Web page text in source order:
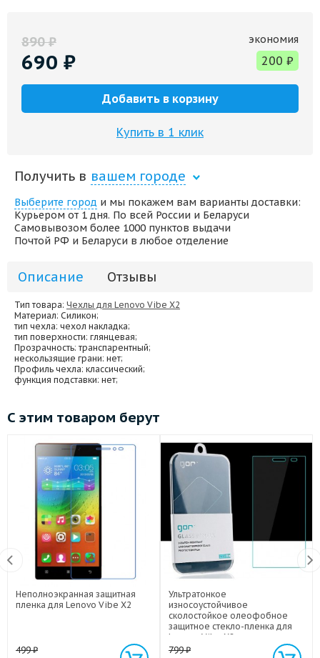
890₽
690 ₽
экономия
200 ₽
Добавить в корзину
Купить в 1 клик
Получить в вашем городе
Выберите город и мы покажем вам варианты доставки:
Курьером от 1 дня. По всей России и Беларуси
Самовывозом более 1000 пунктов выдачи
Почтой РФ и Беларуси в любое отделение
Описание Отзывы
Тип товара: Чехлы для Lenovo Vibe X2
Материал: Силикон;
тип чехла: чехол накладка;
тип поверхности: глянцевая;
Прозрачность: транспарентный;
нескользящие грани: нет;
Профиль чехла: классический;
функция подставки: нет;
С этим товаром берут
Неполноэкранная защитная
пленка для Lenovo Vibe X2
499₽
Ультратонкое
износоустойчивое
сколостойкое олеофобное
защитное стекло-пленка для
Lenovo Vibe X2
799₽